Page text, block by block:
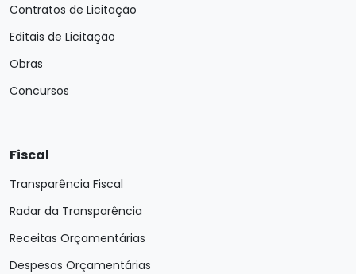
Contratos de Licitação
Editais de Licitação
Obras
Concursos
Fiscal
Transparência Fiscal
Radar da Transparência
Receitas Orçamentárias
Despesas Orçamentárias